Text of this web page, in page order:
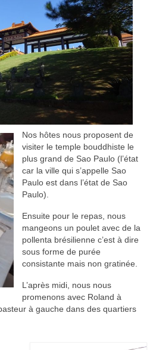
Nos hôtes nous proposent de
visiter le temple bouddhiste le
plus grand de Sao Paulo (l’état
car la ville qui s’appelle Sao
Paulo est dans l’état de Sao
Paulo).
Ensuite pour le repas, nous
mangeons un poulet avec de la
pollenta brésilienne c’est à dire
sous forme de purée
consistante mais non gratinée.
L’après midi, nous nous
promenons avec Roland à
à gauche dans des quartiers